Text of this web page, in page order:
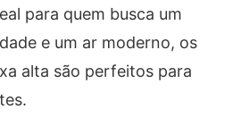
para quem busca um
e um ar moderno, os
alta são perfeitos para